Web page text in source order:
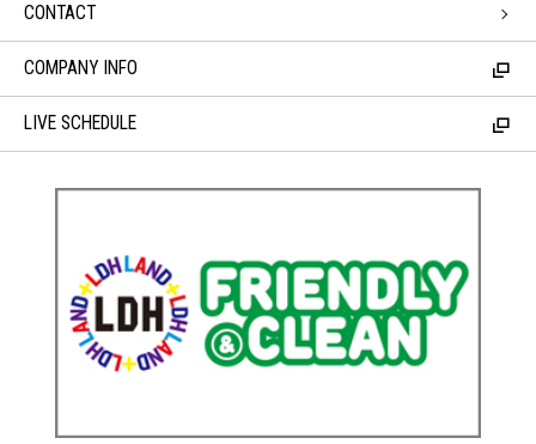
CONTACT
COMPANY INFO
LIVE SCHEDULE